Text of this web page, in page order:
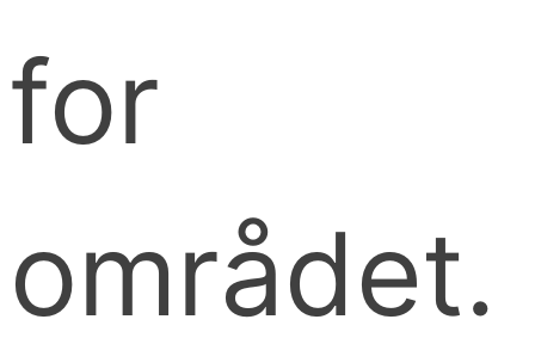
for
området.